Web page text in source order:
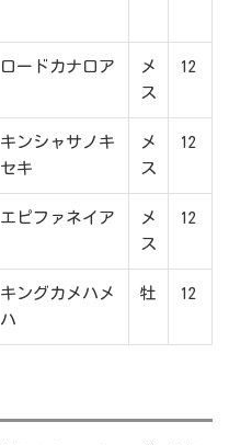
ロードカナロア
メ
ス
12
キンシャサノキ
セキ
メ
ス
12
エピファネイア
メ
ス
12
キングカメハメ
ハ
牡 12